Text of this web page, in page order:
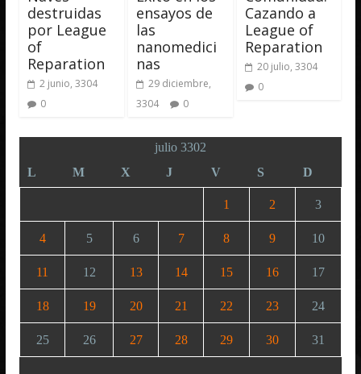
destruidas
por League
of
Reparation
2 junio, 3304
0
ensayos de
las
nanomedici
nas
29 diciembre,
3304
0
Cazando a
League of
Reparation
20 julio, 3304
0
julio 3302
L
M X J V S D
1 2 3
4 5 6 7 8 9 10
11 12 13 14 15 16 17
18 19 20 21 22 23 24
25 26 27 28 29 30 31